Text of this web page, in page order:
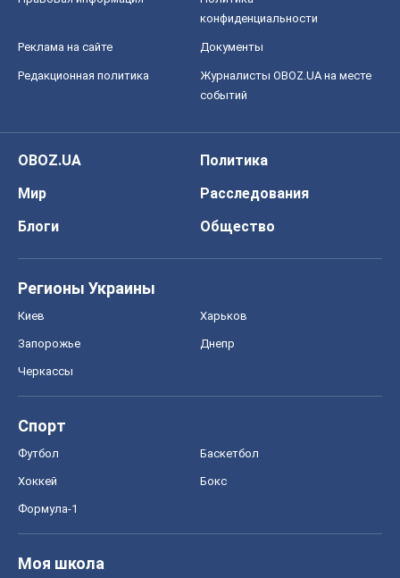
конфиденциальности
Реклама на сайте Документы
Редакционная политика
Журналисты OBOZ.UA на месте
событий
OBOZ.UA
Политика
Мир
Расследования
Блоги
Общество
Регионы Украины
Киев Харьков
Запорожье Днепр
Черкассы
Спорт
Футбол Баскетбол
Хоккей Бокс
Формула-1
Моя школа